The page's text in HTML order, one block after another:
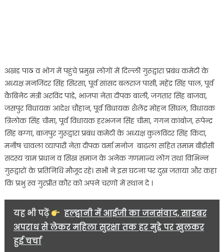
अखंड पाठ व भोग में पहुंचे प्रमुख लोगों में दिल्ली गुरूद्वारा प्रबंध कमेटी के
अध्यक्ष मनजिंदर सिंह सिरसा, पूर्व सांसद बलराज पासी, महेंद्र सिंह पाल, पूर्व
कैबिनेट मंत्री अरविंद पांडे, भाजपा नेता दीपक बाली, जगतार सिंह बाजवा,
जसपुर विधायक आदेश चौहान, पूर्व विधायक शैलेंद्र मोहन सिंघल, विधायक
त्रिलोक सिंह चीमा, पूर्व विधायक हरभजन सिंह चीमा, गगन कांबोज, रूपेन्द्र
सिंह बग्गा, बाजपुर गुरूद्वारा प्रबंध कमेटी के अध्यक्ष कुलविंदर सिंह किंदा,
मनीष चावला व्यापारी नेता दीपक वर्मा मनोज बाढला सहित तमाम बीडीसी
सदस्य ग्राम प्रधान व सिख समाज के अनेक गणमान्य लोग तथा विभिन्न
गुरूद्वारों के प्रतिनिधि मौजूद रहे। सभी ने इस घटना पर दुख जताया और कहा
कि प्रभु स्व गुरप्रीत कौर को अपने चरणों में स्थान दे ।
यह भी पढ़ें
हल्द्वानी में आईजी का जनसंवाद, साइबर
अपराध से लेकर महिला सुरक्षा तक हर मुद्दे पर खुलकर
हुई चर्चा